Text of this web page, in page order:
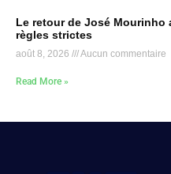
Le retour de José Mourinho
règles strictes
août 8, 2026 Aucun commentaire
Read More »